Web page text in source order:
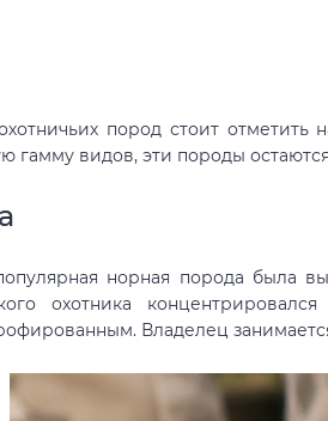
пород стоит
гамму видов, эти породы
норная порода была
охотника
Владелец